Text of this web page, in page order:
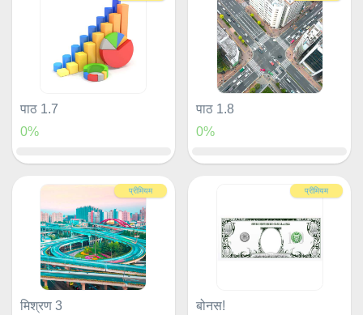
पाठ 1.7
0%
पाठ 1.8
0%
प्रीमियम
मिश्रण 3
प्रीमियम
बोनस!